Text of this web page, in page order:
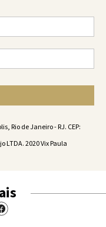
Rio de Janeiro - RJ. CEP:
LTDA. 2020 Vix Paula